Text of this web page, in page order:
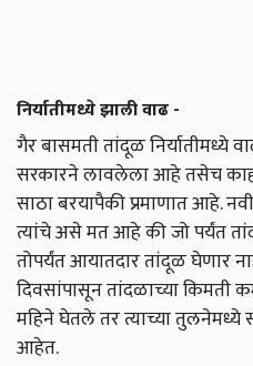
निर्यातीमध्ये झाली वाढ -
गैर बासमती तांदूळ निर्यातीमध्ये
सरकारने लावलेला आहे तसेच
साठा बरयापैकी प्रमाणात आहे.
त्यांचे असे मत आहे की जो पर्यंत
तोपर्यंत आयातदार तांदूळ घेणार
दिवसांपासून तांदळाच्या किमती
महिने घेतले तर त्याच्या तुलनेमध्ये
आहेत.